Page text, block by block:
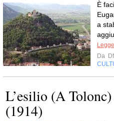
È
a
Da
L’esilio (A
(1914)